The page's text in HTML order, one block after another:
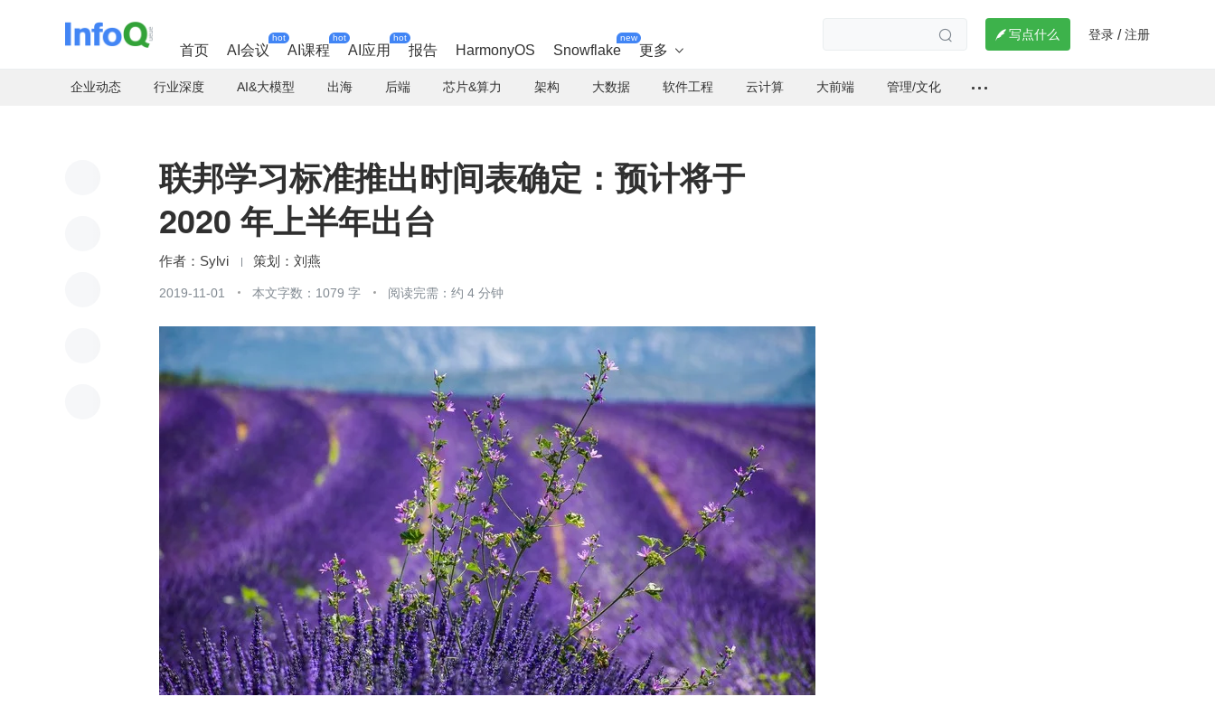
首页 AI会议
hot
AI课程
hot
AI应用
hot
报告 HarmonyOS Snowflake
new
更多 
  写点什么 登录 / 注册
企业动态 行业深度 AI&大模型 出海 后端 芯片&算力 架构 大数据 软件工程 云计算 大前端 管理/文化
联邦学习标准推出时间表确定：预计将于
2020 年上半年出台
Sylvi 刘燕
2019-11-01 本文字数：1079 字 阅读完需：约 4 分钟